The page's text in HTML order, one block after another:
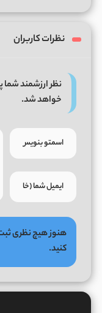
نظرات کاربران
نظر ارزشمند
خواهد شد.
هنوز هیچ نظری
کنید.